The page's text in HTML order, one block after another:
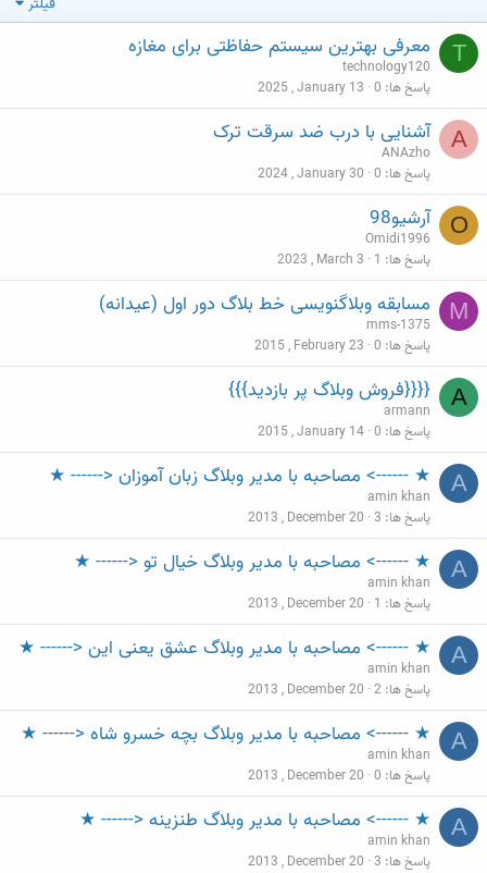
T معرفی بهترین سیستم حفاظتی برای مغازه
technology120
پاسخ ها 0
2025 , January 13
A آشنایی با درب ضد سرقت ترک
ANAzho
پاسخ ها 0
2024 , January 30
O آرشیو98
Omidi1996
پاسخ ها 1
2023 , March 3
M مسابقه وبلاگنویسی خط بلاگ دور اول (عیدانه)
mms-1375
پاسخ ها 0
2015 , February 23
A {{{{فروش وبلاگ پر بازدید}}}
armann
پاسخ ها 0
2015 , January 14
A ★ ------> مصاحبه با مدیر وبلاگ زبان آموزان <------ ★
amin khan
پاسخ ها 3
2013 , December 20
A ★ ------> مصاحبه با مدیر وبلاگ خیال تو <------ ★
amin khan
پاسخ ها 1
2013 , December 20
A ★ ------> مصاحبه با مدیر وبلاگ عشق یعنی این <------ ★
amin khan
پاسخ ها 2
2013 , December 20
A ★ ------> مصاحبه با مدیر وبلاگ بچه خسرو شاه <------ ★
amin khan
پاسخ ها 0
2013 , December 20
A ★ ------> مصاحبه با مدیر وبلاگ طنزینه <------ ★
amin khan
پاسخ ها 3
2013 , December 20